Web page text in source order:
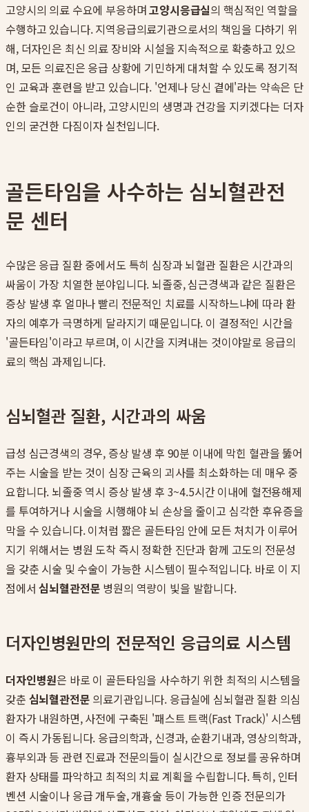
고양시의 의료 수요에 부응하며고양시응급실의 핵심적인 역할을
수행하고 있습니다. 지역응급의료기관으로서의 책임을 다하기 위
해, 더자인은 최신 의료 장비와 시설을 지속적으로 확충하고 있으
며, 모든 의료진은 응급 상황에 기민하게 대처할 수 있도록 정기적
인 교육과 훈련을 받고 있습니다. '언제나 당신 곁에'라는 약속은 단
순한 슬로건이 아니라, 고양시민의 생명과 건강을 지키겠다는 더자
인의 굳건한 다짐이자 실천입니다.
골든타임을 사수하는 심뇌혈관전
문 센터
수많은 응급 질환 중에서도 특히 심장과 뇌혈관 질환은 시간과의
싸움이 가장 치열한 분야입니다. 뇌졸중, 심근경색과 같은 질환은
증상 발생 후 얼마나 빨리 전문적인 치료를 시작하느냐에 따라 환
자의 예후가 극명하게 달라지기 때문입니다. 이 결정적인 시간을
'골든타임'이라고 부르며, 이 시간을 지켜내는 것이야말로 응급의
료의 핵심 과제입니다.
심뇌혈관 질환, 시간과의 싸움
급성 심근경색의 경우, 증상 발생 후 90분 이내에 막힌 혈관을 뚫어
주는 시술을 받는 것이 심장 근육의 괴사를 최소화하는 데 매우 중
요합니다. 뇌졸중 역시 증상 발생 후 3~4.5시간 이내에 혈전용해제
를 투여하거나 시술을 시행해야 뇌 손상을 줄이고 심각한 후유증을
막을 수 있습니다. 이처럼 짧은 골든타임 안에 모든 처치가 이루어
지기 위해서는 병원 도착 즉시 정확한 진단과 함께 고도의 전문성
을 갖춘 시술 및 수술이 가능한 시스템이 필수적입니다. 바로 이 지
점에서심뇌혈관전문 병원의 역량이 빛을 발합니다.
더자인병원만의 전문적인 응급의료 시스템
더자인병원은 바로 이 골든타임을 사수하기 위한 최적의 시스템을
갖춘 심뇌혈관전문 의료기관입니다. 응급실에 심뇌혈관 질환 의심
환자가 내원하면, 사전에 구축된 '패스트 트랙(Fast Track)' 시스템
이 즉시 가동됩니다. 응급의학과, 신경과, 순환기내과, 영상의학과,
흉부외과 등 관련 진료과 전문의들이 실시간으로 정보를 공유하며
환자 상태를 파악하고 최적의 치료 계획을 수립합니다. 특히, 인터
벤션 시술이나 응급 개두술, 개흉술 등이 가능한 인증 전문의가